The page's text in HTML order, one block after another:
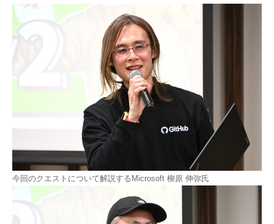
今回のクエストについて解説するMicrosoft 柳原 伸弥氏